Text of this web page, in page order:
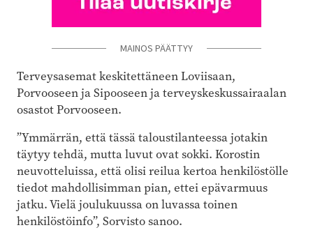
MAINOS PÄÄTTYY
Terveysasemat keskitettäneen Loviisaan,
Porvooseen ja Sipooseen ja terveyskeskussairaalan
osastot Porvooseen.
”Ymmärrän, että tässä taloustilanteessa jotakin
täytyy tehdä, mutta luvut ovat sokki. Korostin
neuvotteluissa, että olisi reilua kertoa henkilöstölle
tiedot mahdollisimman pian, ettei epävarmuus
jatku. Vielä joulukuussa on luvassa toinen
henkilöstöinfo”, Sorvisto sanoo.